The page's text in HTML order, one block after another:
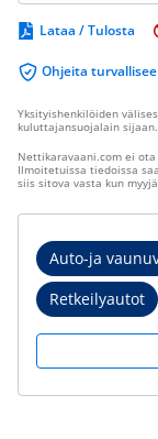
Lataa / Tulosta
Ohjeita
Yksityishenkilöiden
kuluttajansuojalain sijaan.
Nettikaravaani.com ei
Ilmoitetuissa tiedoissa
siis sitova vasta kun
Auto-ja
Retkeilyautot